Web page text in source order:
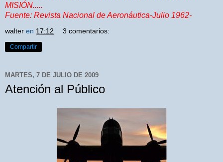
MISIÓN.....
Fuente: Revista Nacional de Aeronáutica-Julio 1962-
walter en 17:12 3 comentarios:
Compartir
MARTES, 7 DE JULIO DE 2009
Atención al Público